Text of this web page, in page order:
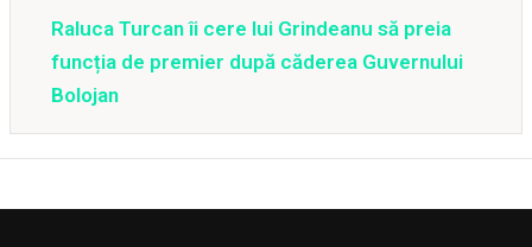
Raluca Turcan îi cere lui Grindeanu să preia
funcția de premier după căderea Guvernului
Bolojan